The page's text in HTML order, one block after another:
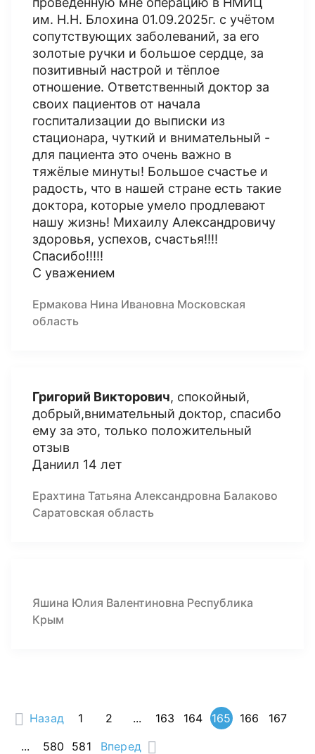
им. Н.Н. Блохина 01.09.2025г. с учётом
сопутствующих заболеваний, за его
золотые ручки и большое сердце, за
позитивный настрой и тёплое
отношение. Ответственный доктор за
своих пациентов от начала
госпитализации до выписки из
стационара, чуткий и внимательный -
для пациента это очень важно в
тяжёлые минуты! Большое счастье и
радость, что в нашей стране есть такие
доктора, которые умело продлевают
нашу жизнь! Михаилу Александровичу
здоровья, успехов, счастья!!!!
Спасибо!!!!!
С уважением
Ермакова Нина Ивановна Московская
область
Григорий Викторович, спокойный,
добрый,внимательный доктор, спасибо
ему за это, только положительный
отзыв
Даниил 14 лет
Ерахтина Татьяна Александровна Балаково
Саратовская область
Яшина Юлия Валентиновна Республика
Крым
Назад 1 2 ... 163 164 165 166
167
...
580 581 Вперед